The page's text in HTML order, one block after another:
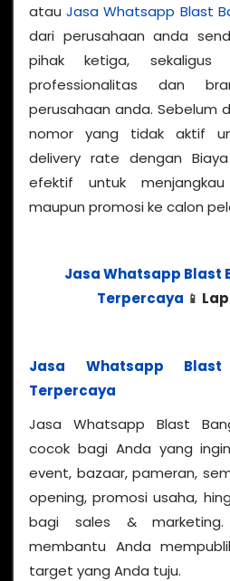
atauJasa Whatsapp Blast
dari perusahaan anda
pihak ketiga, sekaligus
professionalitas dan
perusahaan anda. Sebelum
nomor yang tidak aktif
delivery rate dengan
efektif untuk
maupun promosi ke calon
Jasa Whatsapp Blast
Terpercaya 📱
Jasa Whatsapp
Terpercaya
Jasa Whatsapp Blast
cocok bagi Anda yang
event, bazaar, pameran,
opening, promosi usaha,
bagi sales &
membantu Anda
target yang Anda tuju.